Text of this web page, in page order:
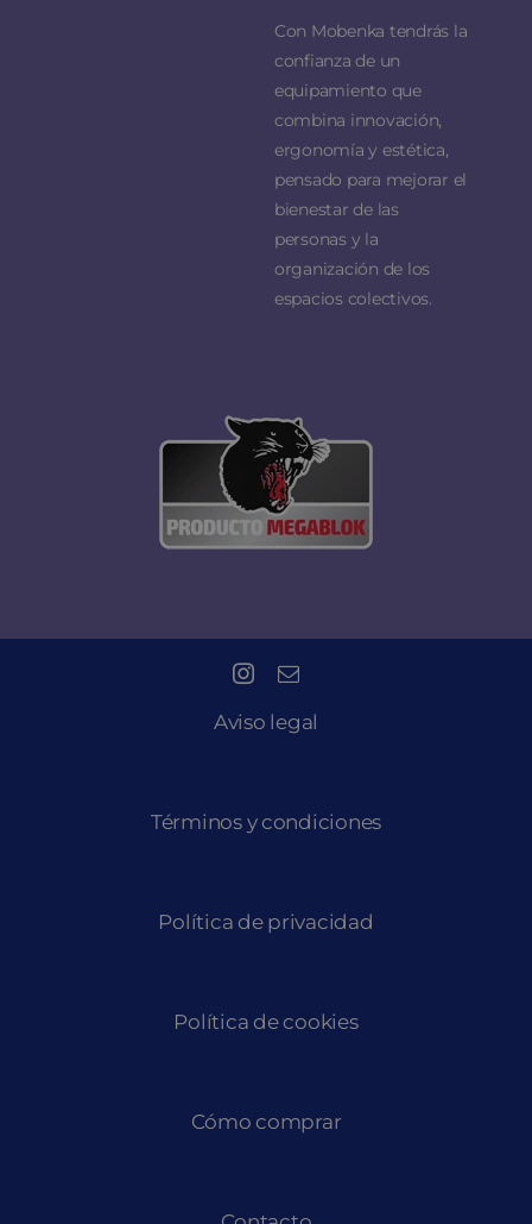
Con Mobenka tendrás la
confianza de un
equipamiento que
combina innovación,
ergonomía y estética,
pensado para mejorar el
bienestar de las
personas y la
organización de los
espacios colectivos.
Aviso legal
Términos y condiciones
Política de privacidad
Política de cookies
Cómo comprar